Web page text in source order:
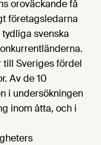
oroväckande få
företagsledarna
svenska
till Sveriges fördel
Av de 10
i undersökningen
inom åtta, och i